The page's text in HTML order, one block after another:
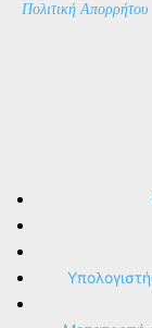
Πολιτική Απορρήτου